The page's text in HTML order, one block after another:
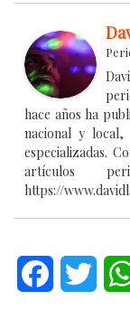
hace años ha
nacional y local,
especializadas.
artículos
https://
Facebook